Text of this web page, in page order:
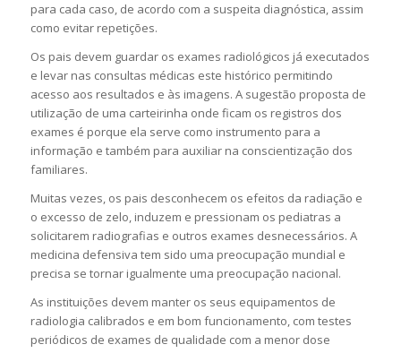
para cada caso, de acordo com a suspeita diagnóstica, assim
como evitar repetições.
Os pais devem guardar os exames radiológicos já executados
e levar nas consultas médicas este histórico permitindo
acesso aos resultados e às imagens. A sugestão proposta de
utilização de uma carteirinha onde ficam os registros dos
exames é porque ela serve como instrumento para a
informação e também para auxiliar na conscientização dos
familiares.
Muitas vezes, os pais desconhecem os efeitos da radiação e
o excesso de zelo, induzem e pressionam os pediatras a
solicitarem radiografias e outros exames desnecessários. A
medicina defensiva tem sido uma preocupação mundial e
precisa se tornar igualmente uma preocupação nacional.
As instituições devem manter os seus equipamentos de
radiologia calibrados e em bom funcionamento, com testes
periódicos de exames de qualidade com a menor dose